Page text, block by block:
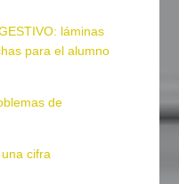
láminas
para el alumno
de
cifra